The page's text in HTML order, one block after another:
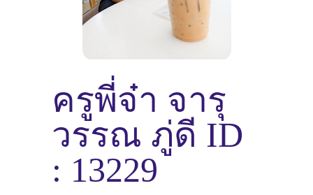
ครูพี่จ๋า จารุ
วรรณ ภู่ดี ID
: 13229